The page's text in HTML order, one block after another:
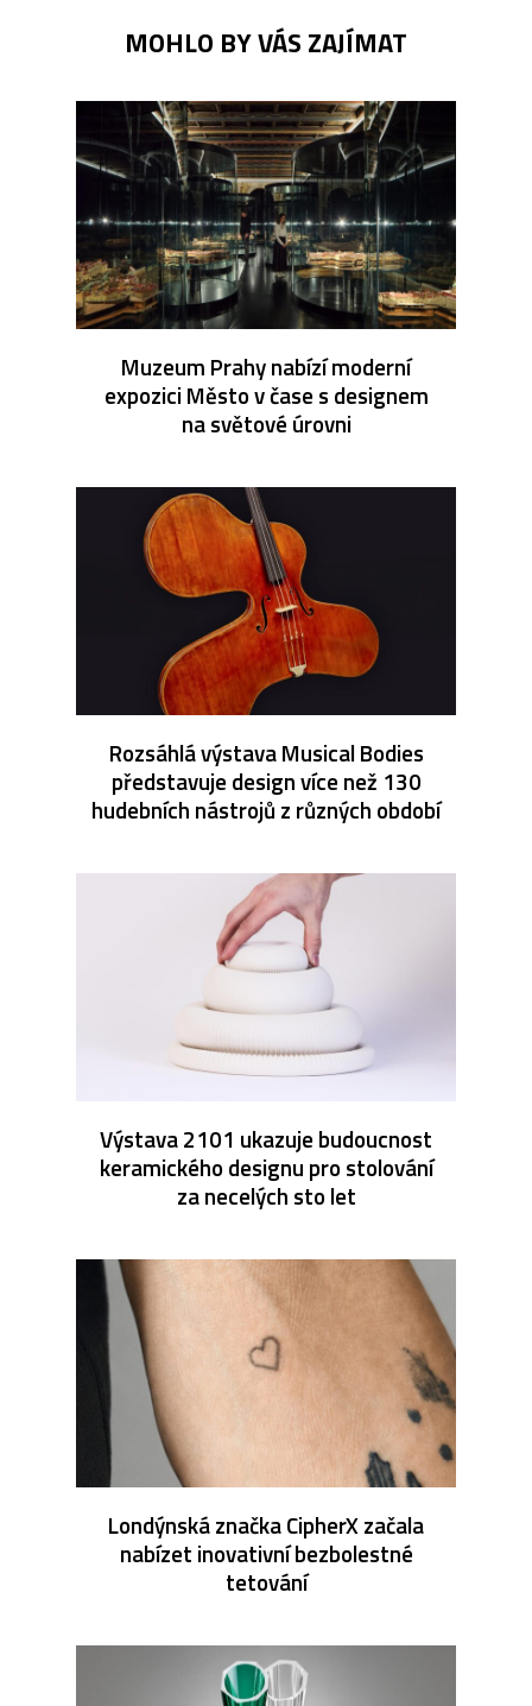
MOHLO BY VÁS ZAJÍMAT
Muzeum Prahy nabízí moderní
expozici Město v čase s designem
na světové úrovni
Rozsáhlá výstava Musical Bodies
představuje design více než 130
hudebních nástrojů z různých období
Výstava 2101 ukazuje budoucnost
keramického designu pro stolování
za necelých sto let
Londýnská značka CipherX začala
nabízet inovativní bezbolestné
tetování